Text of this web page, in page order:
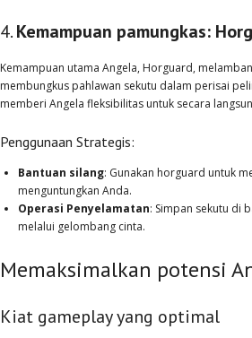
4.Kemampuan pamungkas:
Kemampuan utama Angela, Horguard,
membungkus pahlawan sekutu dalam perisai
memberi Angela fleksibilitas untuk secara
Penggunaan Strategis:
Bantuan silang: Gunakan horguard untuk
menguntungkan Anda.
Operasi Penyelamatan: Simpan sekutu di
melalui gelombang cinta.
Memaksimalkan potensi
Kiat gameplay yang optimal